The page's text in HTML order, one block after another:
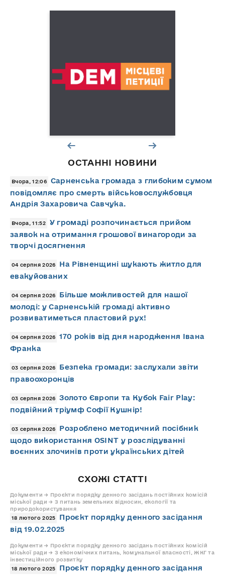
ОСТАННІ НОВИНИ
Вчора, 12:06
Сарненська громада з глибоким сумом
повідомляє про смерть військовослужбовця
Андрія Захаровича Савчука.
Вчора, 11:52
У громаді розпочинається прийом
заявок на отримання грошової винагороди за
творчі досягнення
04 серпня 2026
На Рівненщині шукають житло для
евакуйованих
04 серпня 2026
Більше можливостей для нашої
молоді: у Сарненській громаді активно
розвиватиметься пластовий рух!
04 серпня 2026
170 років від дня народження Івана
Франка
03 серпня 2026
Безпека громади: заслухали звіти
правоохоронців
03 серпня 2026
Золото Європи та Кубок Fair Play:
подвійний тріумф Софії Кушнір!
03 серпня 2026
Розроблено методичний посібник
щодо використання OSINT у розслідуванні
воєнних злочинів проти українських дітей
СХОЖІ СТАТТІ
Документи → Проєкти порядку денного засідань постійних комісій
міської ради → З питань земельних відносин, екології та
природокористування
18 лютого 2025
Проєкт порядку денного засідання
від 19.02.2025
Документи → Проєкти порядку денного засідань постійних комісій
міської ради → З економічних питань, комунальної власності, ЖКГ та
інвестиційного розвитку
18 лютого 2025
Проєкт порядку денного засідання